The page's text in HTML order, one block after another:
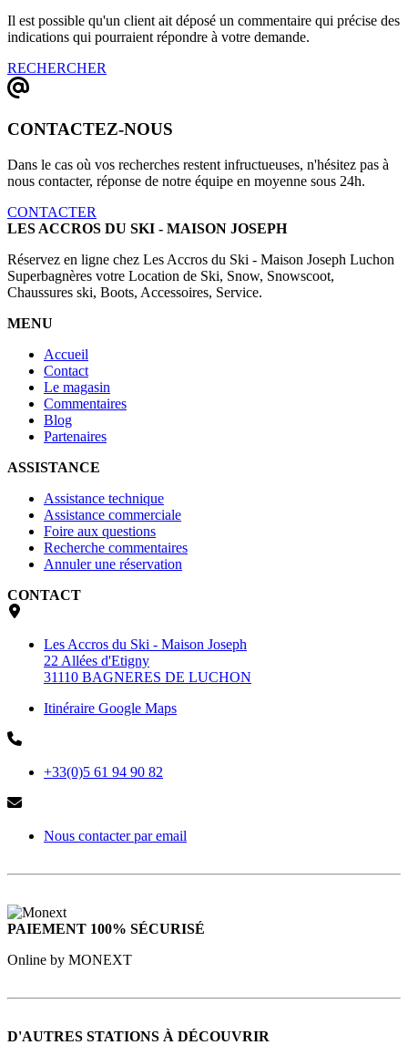
Il est possible qu'un client ait déposé un commentaire qui précise des
indications qui pourraient répondre à votre demande.
RECHERCHER
CONTACTEZ-NOUS
Dans le cas où vos recherches restent infructueuses, n'hésitez pas à
nous contacter, réponse de notre équipe en moyenne sous 24h.
CONTACTER
LES ACCROS DU SKI - MAISON JOSEPH
Réservez en ligne chez Les Accros du Ski - Maison Joseph Luchon
Superbagnères votre Location de Ski, Snow, Snowscoot,
Chaussures ski, Boots, Accessoires, Service.
MENU
Accueil
Contact
Le magasin
Commentaires
Blog
Partenaires
ASSISTANCE
Assistance technique
Assistance commerciale
Foire aux questions
Recherche commentaires
Annuler une réservation
CONTACT
Les Accros du Ski - Maison Joseph
22 Allées d'Etigny
31110 BAGNERES DE LUCHON
Itinéraire Google Maps
+33(0)5 61 94 90 82
Nous contacter par email
PAIEMENT 100% SÉCURISÉ
Online by MONEXT
D'AUTRES STATIONS À DÉCOUVRIR